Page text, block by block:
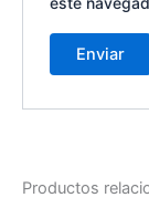
Productos